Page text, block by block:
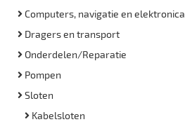
Computers, navigatie en elektronica
Dragers en transport
Onderdelen/Reparatie
Pompen
Sloten
Kabelsloten